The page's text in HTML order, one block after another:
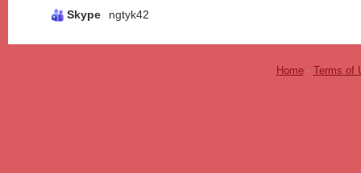
Skype
ngtyk42
Home- Terms of